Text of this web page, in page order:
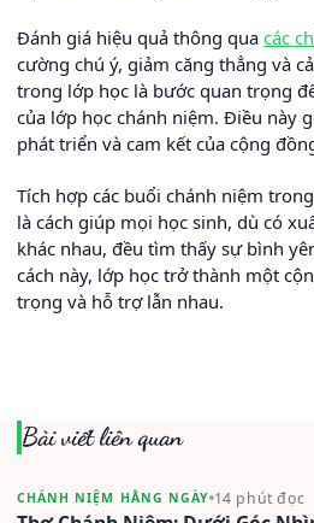
Đánh giá hiệu quả thông qua các
cường chú ý, giảm căng thẳng và
trong lớp học là bước quan trọng
của lớp học chánh niệm. Điều này
phát triển và cam kết của cộng
Tích hợp các buổi chánh niệm
là cách giúp mọi học sinh, dù có
khác nhau, đều tìm thấy sự bình
cách này, lớp học trở thành một
trọng và hỗ trợ lẫn nhau.
Bài viết liên quan
CHÁNH NIỆM HẰNG NGÀY 14 phút đọc